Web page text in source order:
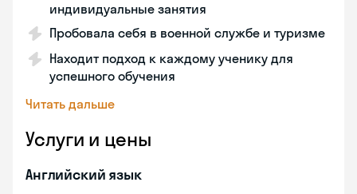
индивидуальные занятия
Пробовала себя в военной службе и туризме
Находит подход к каждому ученику для
успешного обучения
Читать дальше
Услуги и цены
Английский язык